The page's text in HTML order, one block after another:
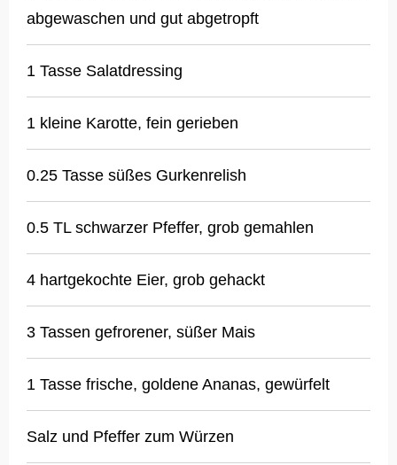
abgewaschen und gut abgetropft
1 Tasse Salatdressing
1 kleine Karotte, fein gerieben
0.25 Tasse süßes Gurkenrelish
0.5 TL schwarzer Pfeffer, grob gemahlen
4 hartgekochte Eier, grob gehackt
3 Tassen gefrorener, süßer Mais
1 Tasse frische, goldene Ananas, gewürfelt
Salz und Pfeffer zum Würzen